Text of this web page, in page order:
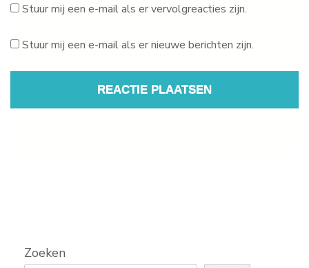
Stuur mij een e-mail als er vervolgreacties zijn.
Stuur mij een e-mail als er nieuwe berichten zijn.
Zoeken